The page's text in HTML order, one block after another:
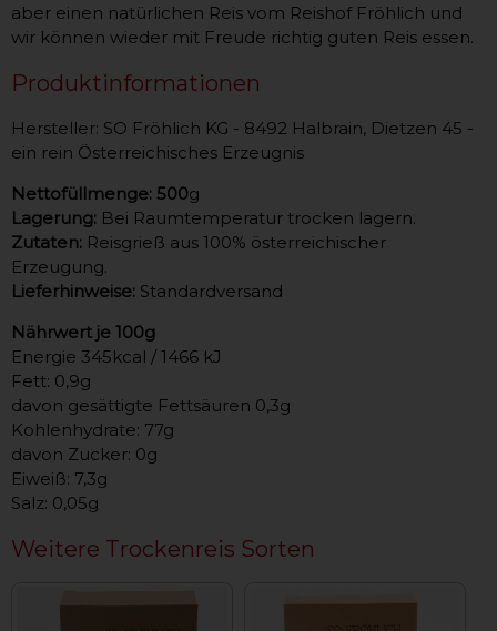
aber einen natürlichen Reis vom Reishof Fröhlich und
wir können wieder mit Freude richtig guten Reis essen.
Produktinformationen
Hersteller: SO Fröhlich KG - 8492 Halbrain, Dietzen 45 -
ein rein Österreichisches Erzeugnis
Nettofüllmenge: 500g
Lagerung: Bei Raumtemperatur trocken lagern.
Zutaten: Reisgrieß aus 100% österreichischer
Erzeugung.
Lieferhinweise: Standardversand
Nährwert je 100g
Energie 345kcal / 1466 kJ
Fett: 0,9g
davon gesättigte Fettsäuren 0,3g
Kohlenhydrate: 77g
davon Zucker: 0g
Eiweiß: 7,3g
Salz: 0,05g
Weitere Trockenreis Sorten